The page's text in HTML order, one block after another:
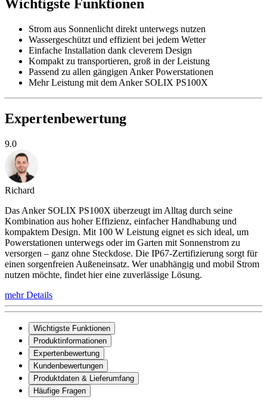
Wichtigste Funktionen
Strom aus Sonnenlicht direkt unterwegs nutzen
Wassergeschützt und effizient bei jedem Wetter
Einfache Installation dank cleverem Design
Kompakt zu transportieren, groß in der Leistung
Passend zu allen gängigen Anker Powerstationen
Mehr Leistung mit dem Anker SOLIX PS100X
Expertenbewertung
9.0
Richard
Das Anker SOLIX PS100X überzeugt im Alltag durch seine
Kombination aus hoher Effizienz, einfacher Handhabung und
kompaktem Design. Mit 100 W Leistung eignet es sich ideal, um
Powerstationen unterwegs oder im Garten mit Sonnenstrom zu
versorgen – ganz ohne Steckdose. Die IP67-Zertifizierung sorgt für
einen sorgenfreien Außeneinsatz. Wer unabhängig und mobil Strom
nutzen möchte, findet hier eine zuverlässige Lösung.
mehr Details
Wichtigste Funktionen
Produktinformationen
Expertenbewertung
Kundenbewertungen
Produktdaten & Lieferumfang
Häufige Fragen